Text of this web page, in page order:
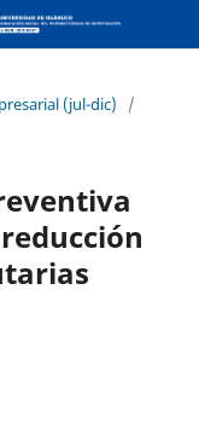
(jul-dic)
/